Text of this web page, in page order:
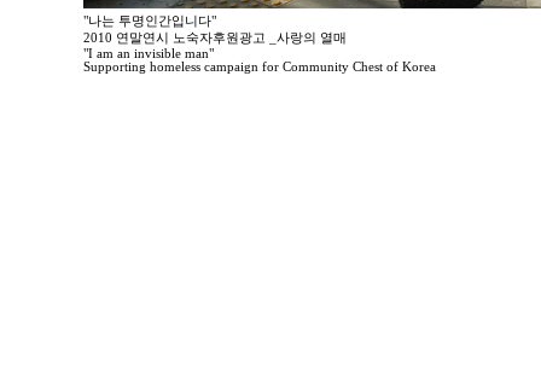
"나는 투명인간입니다"
2010 연말연시 노숙자후원광고 _사랑의 열매
"I am an invisible man"
Supporting homeless campaign for Community Chest of Korea